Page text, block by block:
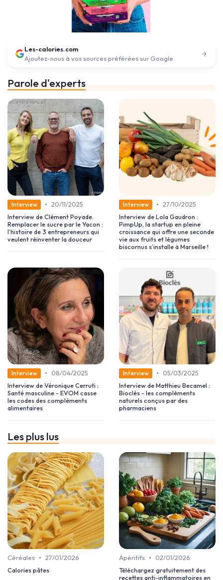
Les-calories.com
Ajoutez-nous à vos sources préférées sur Google
Parole d'experts
Interview • 20/11/2025
Interview de Clément Poyade.
Remplacer le sucre par le Yacon :
l’histoire de 3 entrepreneurs qui
veulent réinventer la douceur
Interview • 27/10/2025
Interview de Lola Gaudron :
PimpUp, la startup en pleine
croissance qui offre une seconde
vie aux fruits et légumes
biscornus s’installe à Marseille !
Interview •
08/04/2025
Interview de Véronique Cerruti :
Santé masculine - EVOM casse
les codes des compléments
alimentaires
Interview •
05/03/2025
Interview de Matthieu Becamel :
Bioclès - les compléments
naturels conçus par des
pharmaciens
Les plus lus
Céréales • 27/01/2026
Calories pâtes
Apéritifs •
02/01/2026
Téléchargez gratuitement des
recettes anti-inflammatoires en